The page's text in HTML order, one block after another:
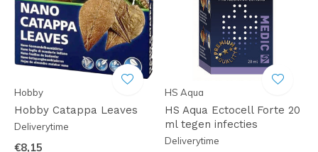
Hobby
Hobby Catappa Leaves
Deliverytime
€8,15
HS Aqua
HS Aqua Ectocell Forte 20
ml tegen infecties
Deliverytime